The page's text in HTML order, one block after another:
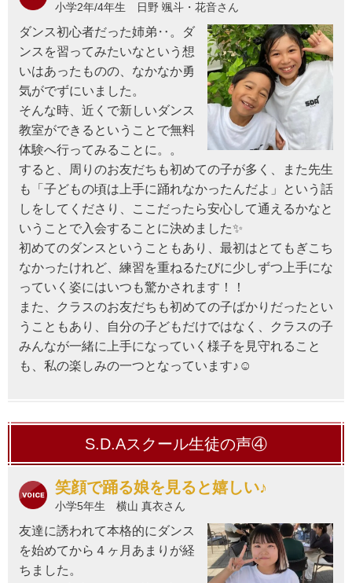
小学2年/4年生 日野 颯斗・花音さん
ダンス初心者だった姉弟‥。ダ
ンスを習ってみたいなという想
いはあったものの、なかなか勇
気がでずにいました。
そんな時、近くで新しいダンス
教室ができるということで無料
体験へ行ってみることに。。
すると、周りのお友だちも初めての子が多く、また先生
も「子どもの頃は上手に踊れなかったんだよ」という話
しをしてくださり、ここだったら安心して通えるかなと
いうことで入会することに決めました✨
初めてのダンスということもあり、最初はとてもぎこち
なかったけれど、練習を重ねるたびに少しずつ上手にな
っていく姿にはいつも驚かされます！！
また、クラスのお友だちも初めての子ばかりだったとい
うこともあり、自分の子どもだけではなく、クラスの子
みんなが一緒に上手になっていく様子を見守れること
も、私の楽しみの一つとなっています♪☺
S.D.Aスクール生徒の声④
笑顔で踊る娘を見ると嬉しい♪
小学5年生 横山 真衣さん
友達に誘われて本格的にダンス
を始めてから４ヶ月あまりが経
ちました。